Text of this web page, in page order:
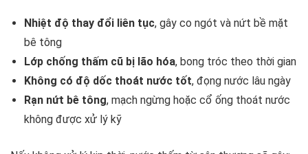
Nhiệt độ thay đổi liên tục, gây co ngót và nứt bề mặt
bê tông
Lớp chống thấm cũ bị lão hóa, bong tróc theo thời gian
Không có độ dốc thoát nước tốt, đọng nước lâu ngày
Rạn nứt bê tông, mạch ngừng hoặc cổ ống thoát nước
không được xử lý kỹ